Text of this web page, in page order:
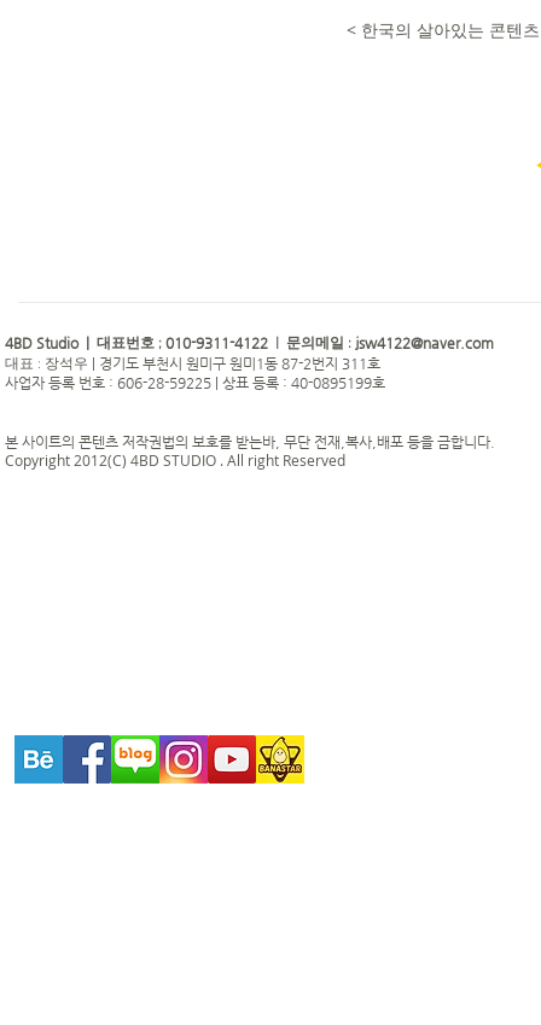
< 한국의 살아있는 콘텐
4BD Studio | 대표번호 ; 010-9311-4122 | 문의메일 : jsw4122@naver.com
대표 : 장석우
경기도 부천시 원미구 원미1동 87-2번지 311호
사업자 등록 번호 : 606-28-59225 | 상표 등록 : 40-0895199호
본 사이트의 콘텐츠 저작권법의 보호를 받는바, 무단 전재,복사,배포 등을 금합니다.
Copyright 2012(C) 4BD STUDIO . All right Reserved